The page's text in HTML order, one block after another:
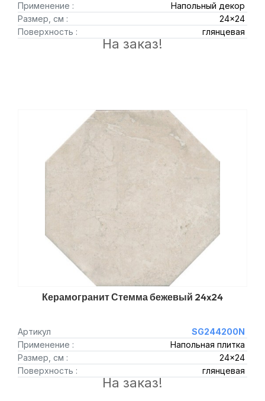
Применение :
Напольный декор
Размер, см :
24x24
Поверхность :
глянцевая
На заказ!
Керамогранит Стемма бежевый 24x24
Артикул
SG244200N
Применение :
Напольная плитка
Размер, см :
24x24
Поверхность :
глянцевая
На заказ!